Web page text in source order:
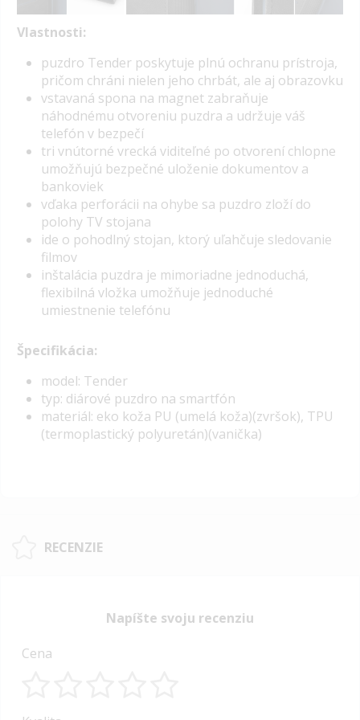
Vlastnosti:
puzdro Tender poskytuje plnú ochranu prístroja,
pričom chráni nielen jeho chrbát, ale aj obrazovku
vstavaná spona na magnet zabraňuje
náhodnému otvoreniu puzdra a udržuje váš
telefón v bezpečí
tri vnútorné vrecká viditeľné po otvorení chlopne
umožňujú bezpečné uloženie dokumentov a
bankoviek
vďaka perforácii na ohybe sa puzdro zloží do
polohy TV stojana
ide o pohodlný stojan, ktorý uľahčuje sledovanie
filmov
inštalácia puzdra je mimoriadne jednoduchá,
flexibilná vložka umožňuje jednoduché
umiestnenie telefónu
Špecifikácia:
model: Tender
typ: diárové puzdro na smartfón
materiál: eko koža PU (umelá koža)(zvršok), TPU
(termoplastický polyuretán)(vanička)
RECENZIE
Napíšte svoju recenziu
Cena